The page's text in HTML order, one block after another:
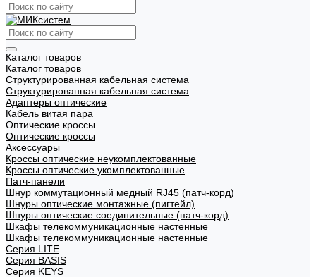
Каталог товаров
Каталог товаров
Структурированная кабельная система
Структурированная кабельная система
Адаптеры оптические
Кабель витая пара
Оптические кроссы
Оптические кроссы
Аксессуары
Кроссы оптические неукомплектованные
Кроссы оптические укомплектованные
Патч-панели
Шнур коммутационный медный RJ45 (патч-корд)
Шнуры оптические монтажные (пигтейл)
Шнуры оптические соединительные (патч-корд)
Шкафы телекоммуникационные настенные
Шкафы телекоммуникационные настенные
Cерия LITE
Cерия BASIS
Cерия KEYS